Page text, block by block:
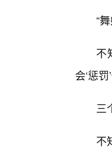
“
不
会‘惩
三
不